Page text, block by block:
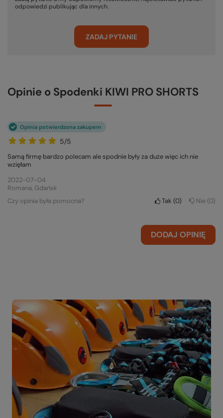
odpowiedzi publikując dla innych.
ZADAJ PYTANIE
Opinie o Spodenki KIWI PRO SHORTS
5/5
Opinia potwierdzona zakupem
Samą firmę bardzo polecam ale spodnie były za duże więc ich nie
wzięłam
2022-07-04
Romana, Gdańsk
Czy opinia była pomocna?
Tak 0 Nie 0
DODAJ OPINIĘ